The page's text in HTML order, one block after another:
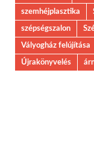
szemhéjplasztika
szépségszalon
Vályogház felújítása
Újrakönyvelés